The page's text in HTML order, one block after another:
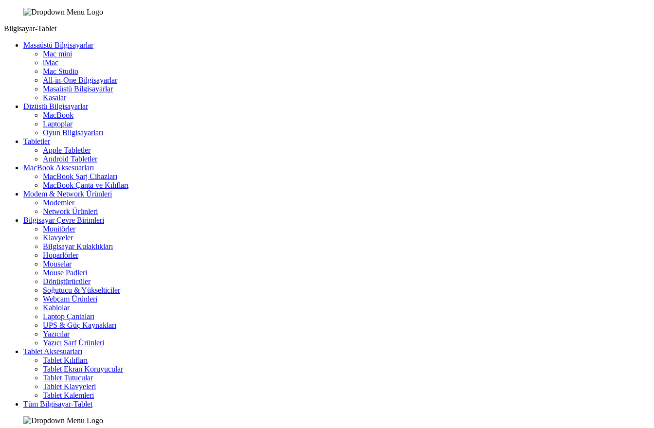
Bilgisayar-Tablet
Masaüstü Bilgisayarlar
Mac mini
iMac
Mac Studio
All-in-One Bilgisayarlar
Masaüstü Bilgisayarlar
Kasalar
Dizüstü Bilgisayarlar
MacBook
Laptoplar
Oyun Bilgisayarları
Tabletler
Apple Tabletler
Android Tabletler
MacBook Aksesuarları
MacBook Şarj Cihazları
MacBook Çanta ve Kılıfları
Modem & Network Ürünleri
Modemler
Network Ürünleri
Bilgisayar Çevre Birimleri
Monitörler
Klavyeler
BiIgisayar Kulaklıkları
Hoparlörler
Mouselar
Mouse Padleri
Dönüştürücüler
Soğutucu & Yükselticiler
Webcam Ürünleri
Kablolar
Laptop Çantaları
UPS & Güç Kaynakları
Yazıcılar
Yazıcı Sarf Ürünleri
Tablet Aksesuarları
Tablet Kılıfları
Tablet Ekran Koruyucular
Tablet Tutucular
Tablet Klavyeleri
Tablet Kalemleri
Tüm Bilgisayar-Tablet